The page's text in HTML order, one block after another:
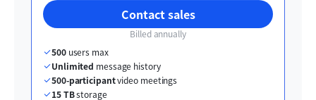
Contact sales
Billed annually
500 users max
Unlimited message history
500-participant video meetings
15 TB storage